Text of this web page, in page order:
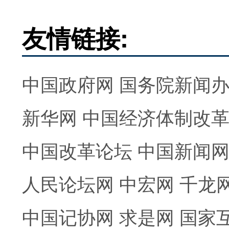
友情链接:
中国政府网 国务院新闻
新华网 中国经济体制改
中国改革论坛 中国新闻网
人民论坛网 中宏网 千龙
中国记协网 求是网 国家